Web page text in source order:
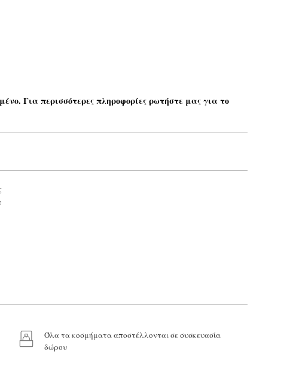
Για περισσότερες πληροφορίες ρωτήστε μας για το
Όλα τα κοσμήματα αποστέλλονται σε συσκευασία
δώρου